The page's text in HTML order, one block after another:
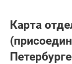
Карта
Петербурге